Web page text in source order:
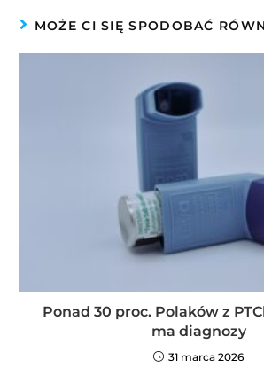
MOŻE CI SIĘ SPODOBAĆ
Ponad 30 proc. Polaków z
ma diagnozy
31 marca 2026